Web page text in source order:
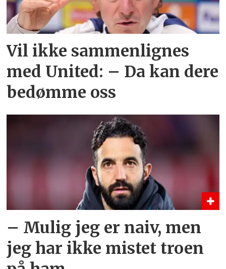
Vil ikke sammenlignes
med United: – Da kan dere
bedømme oss
– Mulig jeg er naiv, men
jeg har ikke mistet troen